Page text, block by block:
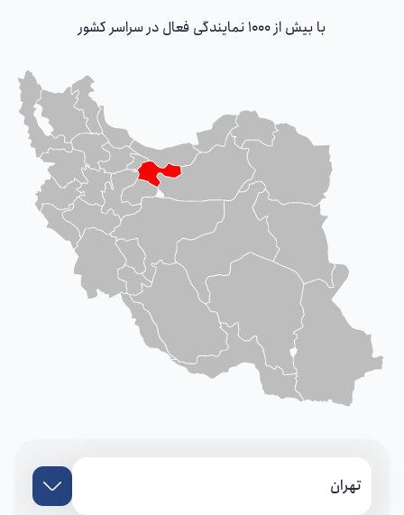
با بیش از 1000 نمایندگی فعال در سراسر کشور
تهران